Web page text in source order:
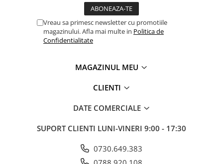
Vreau sa primesc newsletter cu promotiile
magazinului. Afla mai multe in Politica de
Confidentialitate
MAGAZINUL MEU
CLIENTI
DATE COMERCIALE
SUPORT CLIENTI LUNI-VINERI 9:00 - 17:30
0730.649.383